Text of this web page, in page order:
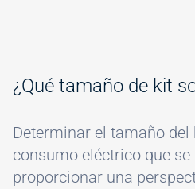
¿Qué tamaño de kit
Determinar el tamaño del
consumo eléctrico que
proporcionar una